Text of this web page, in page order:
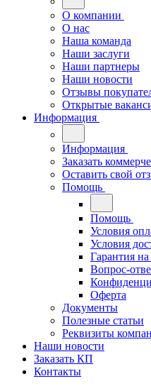
О компании
О нас
Наша команда
Наши заслуги
Наши партнеры
Наши новости
Отзывы
Открытые
Информация
Информация
Заказать
Оставить свой
Помощь
Помощь
Условия
Условия
Гарантия на
Вопрос-
Оферта
Документы
Полезные статьи
Реквизиты
Наши новости
Заказать КП
Контакты